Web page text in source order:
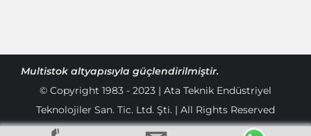
Multistok altyapısıyla güçlendirilmiştir.
© Copyright 1983 - 2023 | Ata Teknik Endüstriyel
Teknolojiler San. Tic. Ltd. Şti. | All Rights Reserved